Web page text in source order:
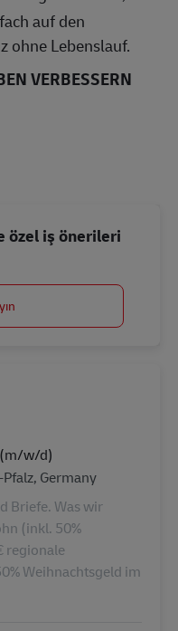
auf den
ohne Lebenslauf.
VERBESSERN
özel iş önerileri
(m/w/d)
Germany
Briefe. Was wir
(inkl. 50%
regionale
Weihnachtsgeld im